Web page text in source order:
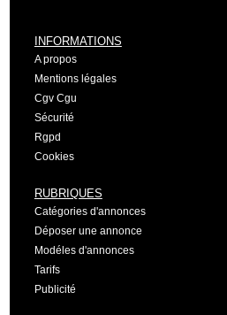
INFORMATIONS
A propos
Mentions légales
Cgv Cgu
Sécurité
Rgpd
Cookies
RUBRIQUES
Catégories d'annonces
Déposer une annonce
Modéles d'annonces
Tarifs
Publicité